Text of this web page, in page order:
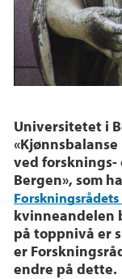
Universitetet i
ved
Bergen», som
kvinneandelen
på toppnivå er
er
endre på dette.